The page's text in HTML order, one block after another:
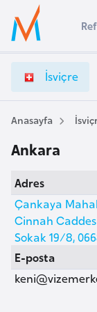
Ülke Seçimi
Başvuru yapmak
Üye
Girişi
s
i
ç
e
İ
ş
e
m
İsviçre
Anasayfa
Ankara
Adres
Çankaya
Cinnah
Sokak 19/8,
E-posta
s
t
r
a
v
u
s
t
u
r